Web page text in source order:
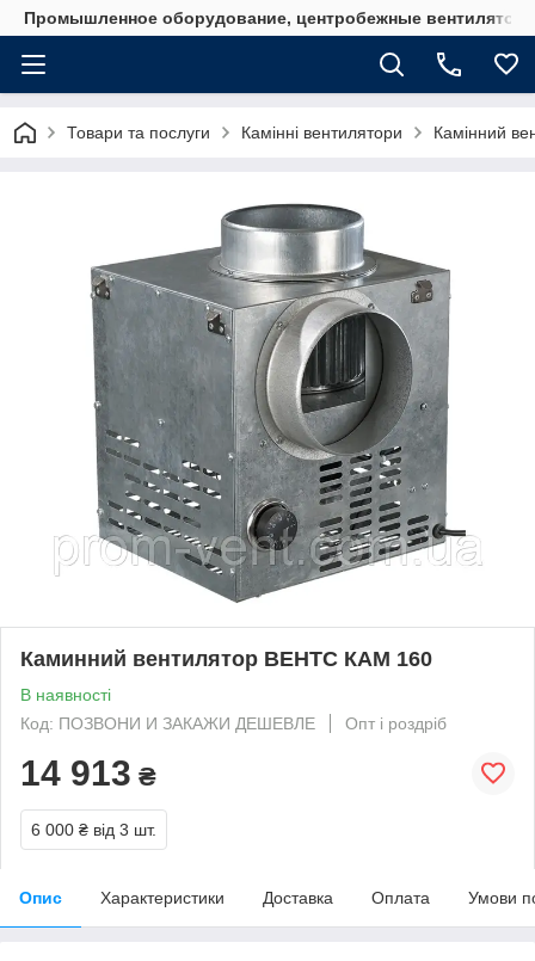
Промышленное оборудование, центробежные
Товари та послуги Камінні вентилятори Камінний
Каминний вентилятор ВЕНТС КАМ 160
В наявності
Код: ПОЗВОНИ И ЗАКАЖИ ДЕШЕВЛЕ
Опт і роздріб
14 913 ₴
6 000 ₴ від 3 шт.
Опис Характеристики Доставка Оплата Умови